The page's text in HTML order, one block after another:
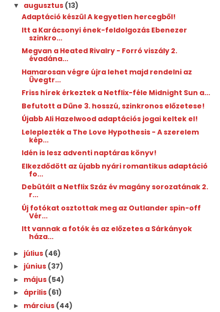
▼ augusztus (13)
Adaptáció készül A kegyetlen hercegből!
Itt a Karácsonyi ének-feldolgozás Ebenezer
szinkro...
Megvan a Heated Rivalry - Forró viszály 2.
évadána...
Hamarosan végre újra lehet majd rendelni az
Üvegtr...
Friss hírek érkeztek a Netflix-féle Midnight Sun a...
Befutott a Dűne 3. hosszú, szinkronos előzetese!
Újabb Ali Hazelwood adaptációs jogai keltek el!
Leleplezték a The Love Hypothesis - A szerelem
kép...
Idén is lesz adventi naptáras könyv!
Elkezdődött az újabb nyári romantikus adaptáció
fo...
Debütált a Netflix Száz év magány sorozatának 2.
r...
Új fotókat osztottak meg az Outlander spin-off
Vér...
Itt vannak a fotók és az előzetes a Sárkányok
háza...
► július (46)
► június (37)
► május (54)
► április (61)
► március (44)